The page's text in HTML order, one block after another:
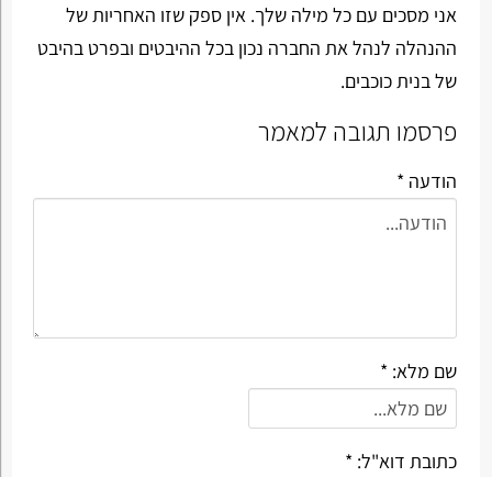
אני מסכים עם כל מילה שלך. אין ספק שזו האחריות של
ההנהלה לנהל את החברה נכון בכל ההיבטים ובפרט בהיבט
של בנית כוכבים.
פרסמו תגובה למאמר
הודעה *
שם מלא: *
כתובת דוא"ל: *